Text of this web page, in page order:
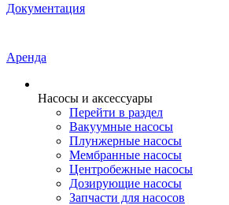
Документация
Аренда
Насосы и аксессуары
Перейти в раздел
Вакуумные насосы
Плунжерные насосы
Мембранные насосы
Центробежные насосы
Дозирующие насосы
Запчасти для насосов